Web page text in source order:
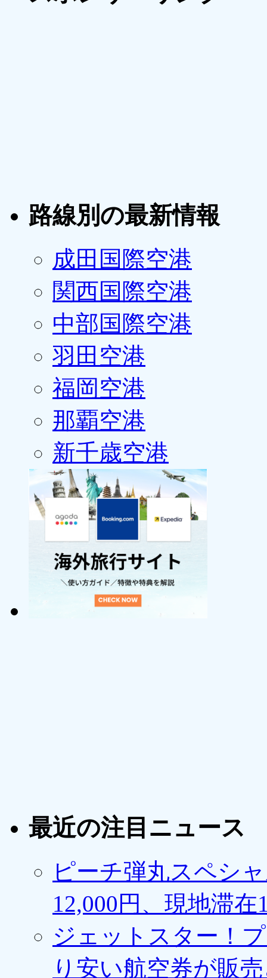
路線別の最新情報
成田国際空港
関西国際空港
中部国際空港
羽田空港
福岡空港
那覇空港
新千歳空港
最近の注目ニュース
ピーチ弾丸スペシ
12,000円、現地滞
ジェットスター！
り安い航空券が販